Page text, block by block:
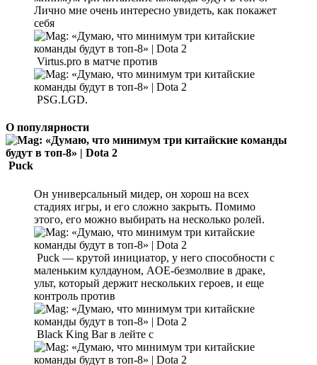
Лично мне очень интересно увидеть, как покажет
себя
Virtus.pro в матче против
PSG.LGD.
О популярности
Puck
Он универсальный мидер, он хорош на всех
стадиях игры, и его сложно закрыть. Помимо
этого, его можно выбирать на несколько ролей.
Puck — крутой инициатор, у него способности с
маленьким кулдауном, AOE-безмолвие в драке,
ульт, который держит нескольких героев, и еще
контроль против
Black King Bar в лейте с